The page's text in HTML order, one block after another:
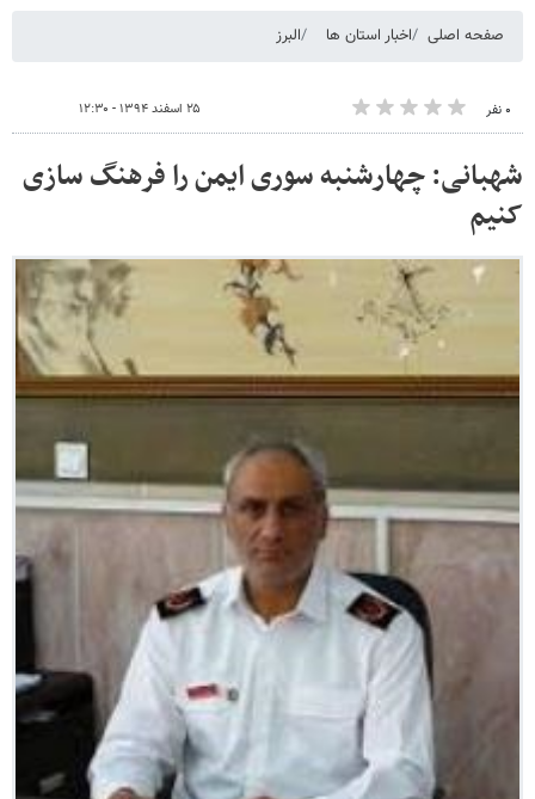
صفحه اصلی اخبار استان ها البرز
۰ نفر ۲۵ اسفند ۱۳۹۴ - ۱۲:۳۰
شهبانی: چهارشنبه سوری ایمن را فرهنگ سازی
کنیم